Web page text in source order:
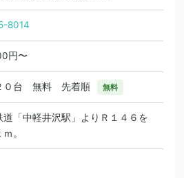
8014
円〜
０台 無料 先着順 無料
道「中軽井沢駅」よりＲ１４６を
。